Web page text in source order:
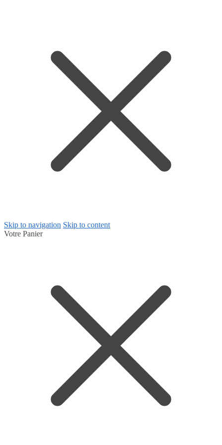
Skip to navigation Skip to content
Votre Panier